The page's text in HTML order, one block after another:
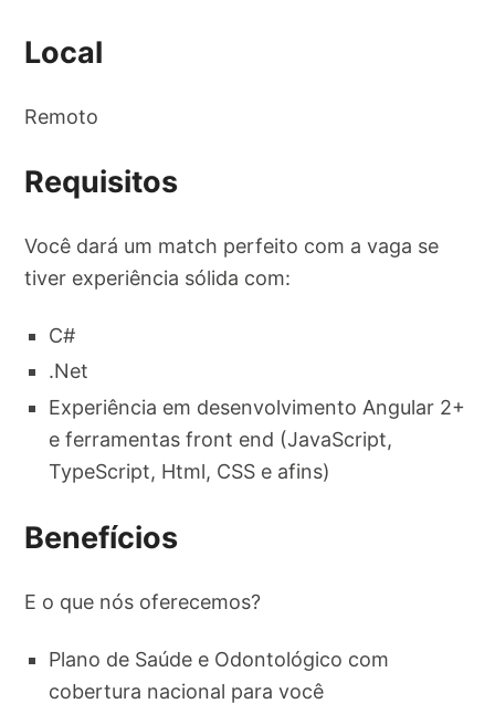
Local
Remoto
Requisitos
Você dará um match perfeito com a vaga se
tiver experiência sólida com:
C#
.Net
Experiência em desenvolvimento Angular 2+
e ferramentas front end (JavaScript,
TypeScript, Html, CSS e afins)
Benefícios
E o que nós oferecemos?
Plano de Saúde e Odontológico com
cobertura nacional para você